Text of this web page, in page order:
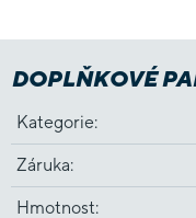
DOPLŇKOVÉ
Kategorie:
Záruka:
Hmotnost: